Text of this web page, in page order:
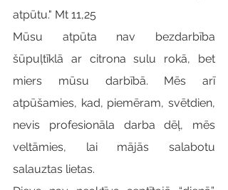
atpūtu." Mt 11,25
Mūsu atpūta nav bezdarbība
šūpuļtīklā ar citrona sulu rokā, bet
miers mūsu darbībā. Mēs arī
atpūšamies, kad, piemēram, svētdien,
nevis profesionāla darba dēļ, mēs
veltāmies, lai mājās salabotu
salauztas lietas.